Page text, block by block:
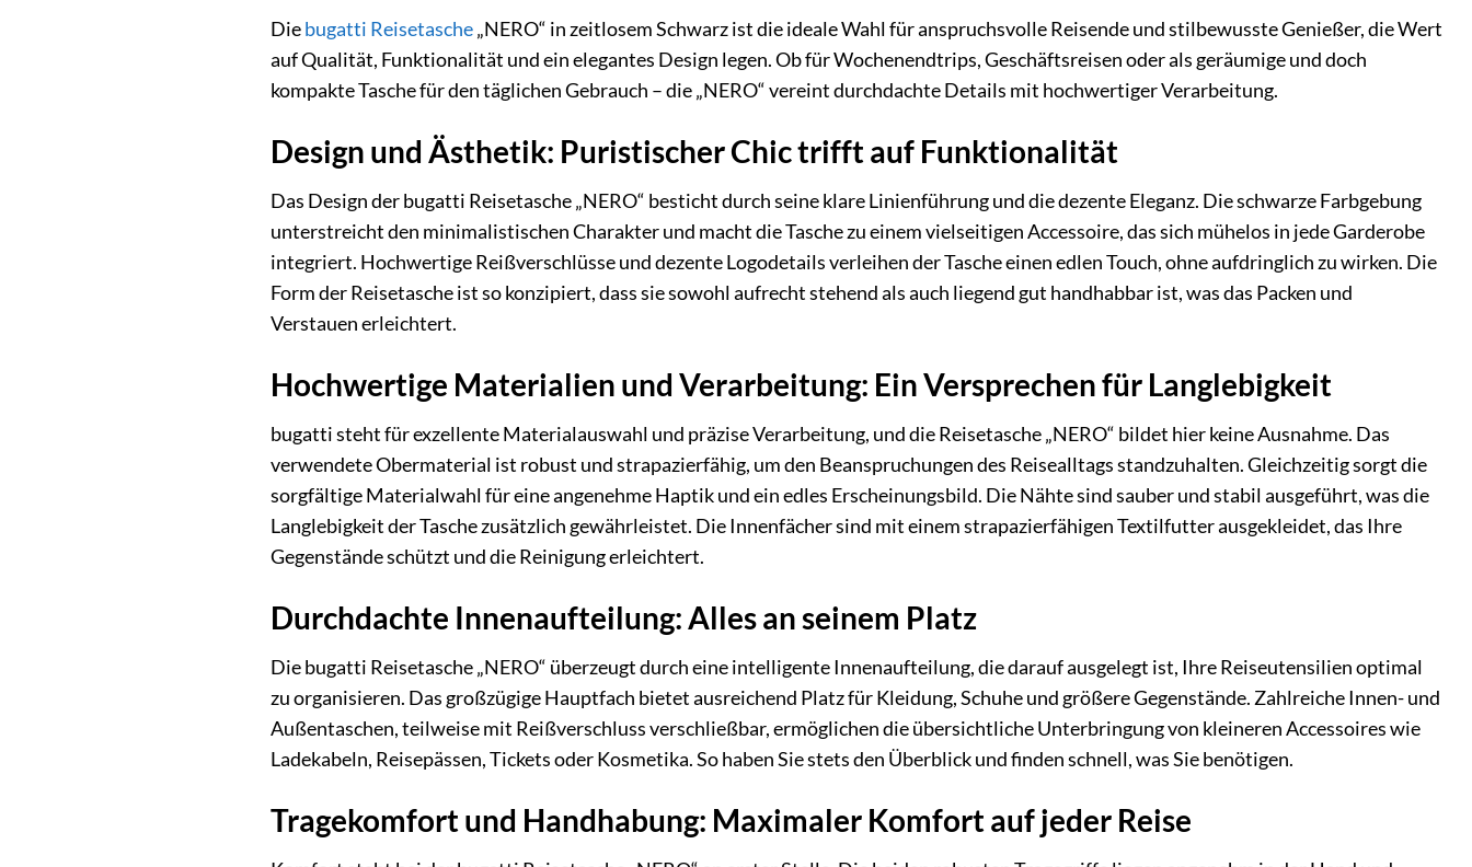
Diebugatti Reisetasche„NERO“ in zeitlosem Schwarz ist die ideale Wahl für anspruchsvolle Reisende und stilbewusste Genießer, die Wert
auf Qualität, Funktionalität und ein elegantes Design legen. Ob für Wochenendtrips, Geschäftsreisen oder als geräumige und doch
kompakte Tasche für den täglichen Gebrauch – die „NERO“ vereint durchdachte Details mit hochwertiger Verarbeitung.
Design und Ästhetik: Puristischer Chic trifft auf Funktionalität
Das Design der bugatti Reisetasche „NERO“ besticht durch seine klare Linienführung und die dezente Eleganz. Die schwarze Farbgebung
unterstreicht den minimalistischen Charakter und macht die Tasche zu einem vielseitigen Accessoire, das sich mühelos in jede Garderobe
integriert. Hochwertige Reißverschlüsse und dezente Logodetails verleihen der Tasche einen edlen Touch, ohne aufdringlich zu wirken. Die
Form der Reisetasche ist so konzipiert, dass sie sowohl aufrecht stehend als auch liegend gut handhabbar ist, was das Packen und
Verstauen erleichtert.
Hochwertige Materialien und Verarbeitung: Ein Versprechen für Langlebigkeit
bugatti steht für exzellente Materialauswahl und präzise Verarbeitung, und die Reisetasche „NERO“ bildet hier keine Ausnahme. Das
verwendete Obermaterial ist robust und strapazierfähig, um den Beanspruchungen des Reisealltags standzuhalten. Gleichzeitig sorgt die
sorgfältige Materialwahl für eine angenehme Haptik und ein edles Erscheinungsbild. Die Nähte sind sauber und stabil ausgeführt, was die
Langlebigkeit der Tasche zusätzlich gewährleistet. Die Innenfächer sind mit einem strapazierfähigen Textilfutter ausgekleidet, das Ihre
Gegenstände schützt und die Reinigung erleichtert.
Durchdachte Innenaufteilung: Alles an seinem Platz
Die bugatti Reisetasche „NERO“ überzeugt durch eine intelligente Innenaufteilung, die darauf ausgelegt ist, Ihre Reiseutensilien optimal
zu organisieren. Das großzügige Hauptfach bietet ausreichend Platz für Kleidung, Schuhe und größere Gegenstände. Zahlreiche Innen- und
Außentaschen, teilweise mit Reißverschluss verschließbar, ermöglichen die übersichtliche Unterbringung von kleineren Accessoires wie
Ladekabeln, Reisepässen, Tickets oder Kosmetika. So haben Sie stets den Überblick und finden schnell, was Sie benötigen.
Tragekomfort und Handhabung: Maximaler Komfort auf jeder Reise